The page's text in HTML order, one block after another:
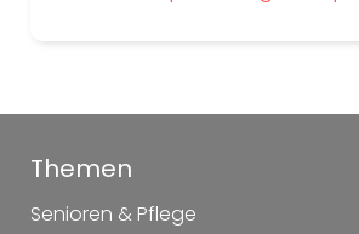
Themen
Senioren & Pflege